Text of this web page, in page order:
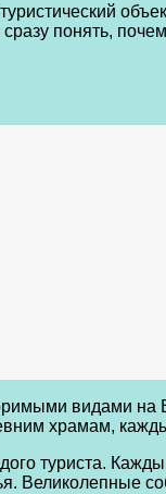
понять,
видами на
храмам,
туриста.
Великолепные